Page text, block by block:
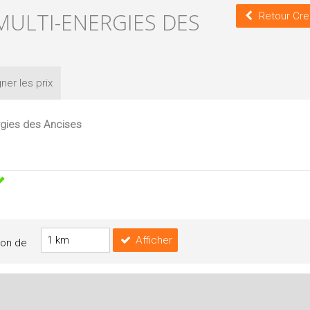
ENERGIES DES Retour
les prix
des Ancises
de Afficher